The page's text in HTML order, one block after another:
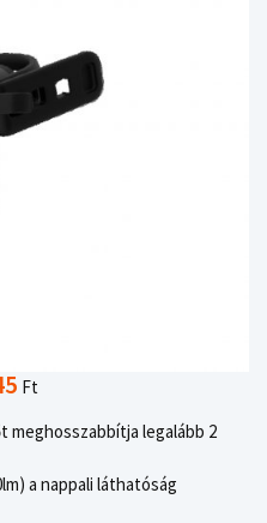
Ft
meghosszabbítja legalább 2
a nappali láthatóság